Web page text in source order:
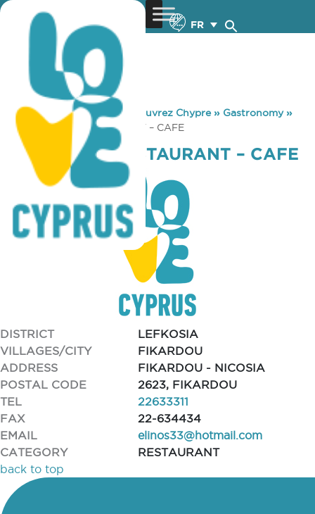
FR
You are here: Home »Découvrez Chypre» Gastronomy»
YIANNAKOS RESTAURANT – CAFE
YIANNAKOS RESTAURANT – CAFE
DISTRICT
LEFKOSIA
VILLAGES/CITY
FIKARDOU
ADDRESS
FIKARDOU - NICOSIA
POSTAL CODE
2623, FIKARDOU
TEL
22633311
FAX
22-634434
EMAIL
elinos33@hotmail.com
CATEGORY
RESTAURANT
back to top